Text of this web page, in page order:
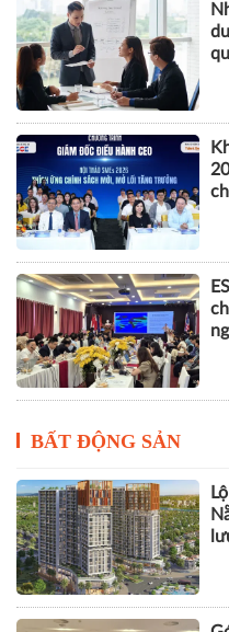
BẤT ĐỘNG SẢN